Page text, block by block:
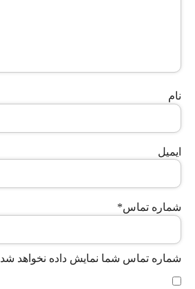
نام
ایمیل
شماره تماس*
شماره تماس شما نمایش داده نخواهد شد